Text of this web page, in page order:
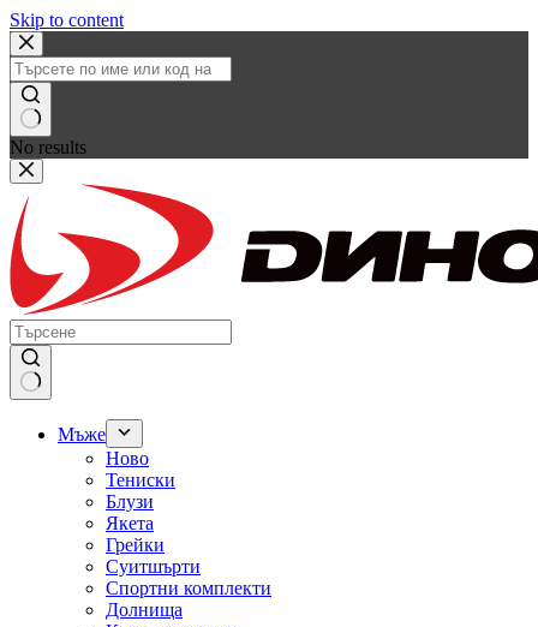
Skip to content
No results
Мъже
Ново
Тениски
Блузи
Якета
Грейки
Суитшърти
Спортни комплекти
Долнища